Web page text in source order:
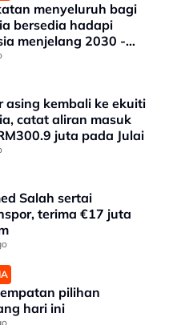
menyeluruh bagi
bersedia hadapi
menjelang 2030 -
asing kembali ke ekuiti
catat aliran masuk
juta pada Julai
Salah sertai
terima €17 juta
pilihan
hari ini